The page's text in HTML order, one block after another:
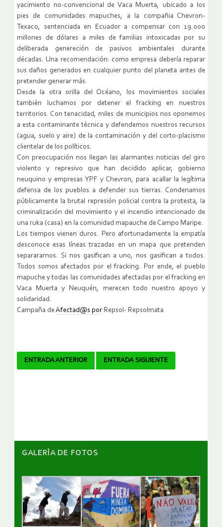
yacimiento no-convencional de Vaca Muerta, ubicado a los
pies de comunidades mapuches, a la compañia Chevron-
Texaco, sentenciada en Ecuador a compensar con 19.000
millones de dólares a miles de familias intoxicadas por su
deliberada genereción de pasivos ambientales durante
décadas. Una recomendación: como empresa debería reparar
sus daños generados en cualquier punto del planeta antes de
pretender generar más.
Desde la otra orilla del Océano, los movimientos sociales
también luchamos por detener el fracking en nuestros
territorios. Con tenacidad, miles de municipios nos oponemos
a esta contaminante técnica y defendemos nuestros recursos
(agua, suelo y aire) de la contaminación y del corto-placismo
clientelar de los políticos.
Con preocupación nos llegan las alarmantes noticias del giro
violento y represivo que han decidido aplicar, gobierno
neuquino y empresas YPF y Chevron, para acallar la legítima
defensa de los pueblos a defender sus tierras. Condenamos
públicamente la brutal represión policial contra la protesta, la
criminalización del movimiento y el incendio intencionado de
una ruka (casa) en la comunidad mapauche de Campo Maripe.
Los tiempos vienen duros. Pero afortunadamente la empatía
desconoce esas líneas trazadas en un mapa que pretenden
separararnos. Si nos gasifican a uno, nos gasifican a todos.
Todos somos afectados por el fracking. Por ende, el pueblo
mapuche y todas las comunidades afectadas por el fracking en
Vaca Muerta y Neuquén, merecen todo nuestro apoyo y
solidaridad.
Campaña deAfectad@s por Repsol- Repsolmata
Navegador
ENTRADA ANTERIOR ENTRADA SIGUIENTE
GALERÌA DE FOTOS